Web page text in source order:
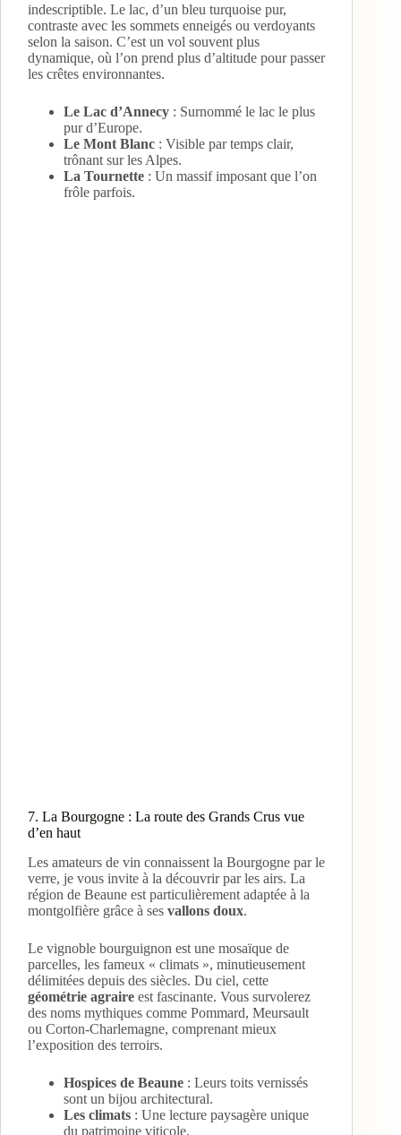
indescriptible. Le lac, d’un bleu turquoise pur,
contraste avec les sommets enneigés ou verdoyants
selon la saison. C’est un vol souvent plus
dynamique, où l’on prend plus d’altitude pour passer
les crêtes environnantes.
Le Lac d’Annecy : Surnommé le lac le plus
pur d’Europe.
Le Mont Blanc : Visible par temps clair,
trônant sur les Alpes.
La Tournette : Un massif imposant que l’on
frôle parfois.
7. La Bourgogne : La route des Grands Crus vue
d’en haut
Les amateurs de vin connaissent la Bourgogne par le
verre, je vous invite à la découvrir par les airs. La
région de Beaune est particulièrement adaptée à la
montgolfière grâce à ses vallons doux.
Le vignoble bourguignon est une mosaïque de
parcelles, les fameux « climats », minutieusement
délimitées depuis des siècles. Du ciel, cette
géométrie agraire est fascinante. Vous survolerez
des noms mythiques comme Pommard, Meursault
ou Corton-Charlemagne, comprenant mieux
l’exposition des terroirs.
Hospices de Beaune : Leurs toits vernissés
sont un bijou architectural.
Les climats : Une lecture paysagère unique
du patrimoine viticole.